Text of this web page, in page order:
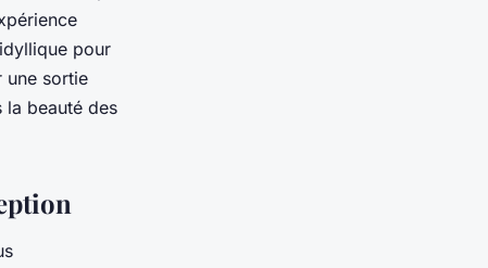
pour
une sortie
la beauté des